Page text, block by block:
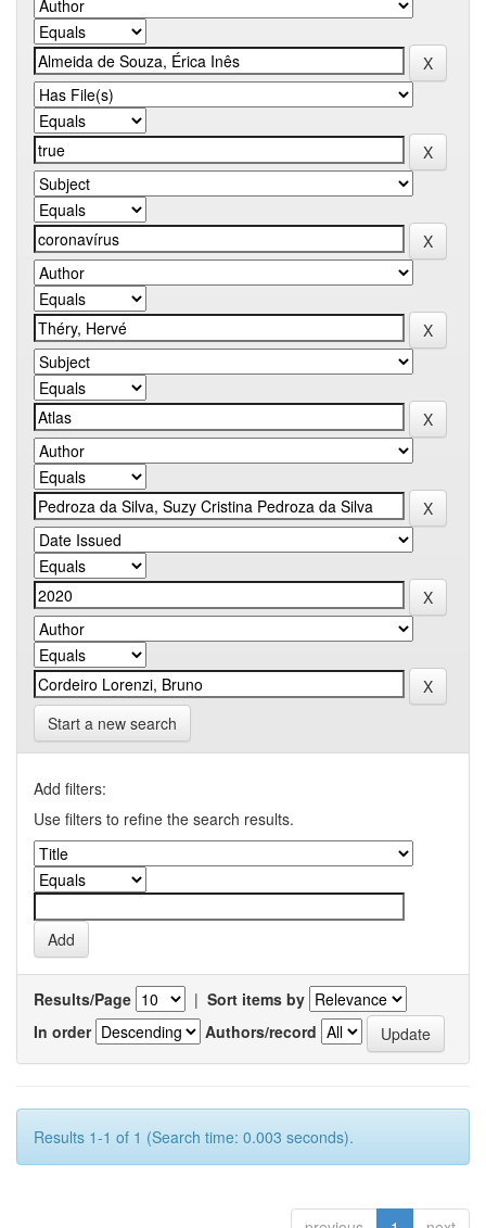
Start a new search
Add filters:
Use filters to refine the search results.
Results/Page | Sort items by
In order
Authors/record
Results 1-1 of 1 (Search time: 0.003 seconds).